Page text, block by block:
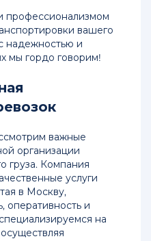
профессионализмом
вашего
надежностью и
мы гордо говорим!
важные
организации
груза. Компания
услуги
в Москву,
оперативность и
на